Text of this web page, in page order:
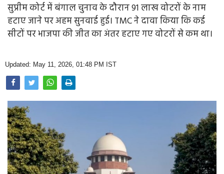
Opinion
Health & Lifestyle
Photo Gallery
Home
सुप्रीम कोर्ट में बंगाल चुनाव के दौरान 91 लाख वोटरों के नाम
हटाए जाने पर अहम सुनवाई हुई। TMC ने दावा किया कि कई
सीटों पर भाजपा की जीत का अंतर हटाए गए वोटरों से कम था।
Updated: May 11, 2026, 01:48 PM IST